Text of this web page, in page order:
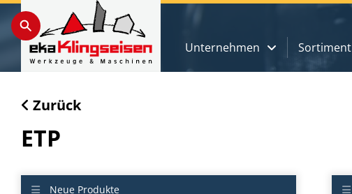
Unternehmen Sortiment
Zurück
ETP
Neue Produkte